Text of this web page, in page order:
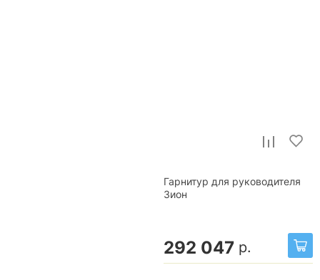
Гарнитур для руководителя
Зион
292 047 р.